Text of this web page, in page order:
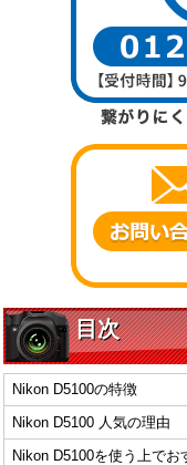
目次
Nikon D5100の特徴
Nikon D5100 人気の理由
Nikon D5100を使う上で